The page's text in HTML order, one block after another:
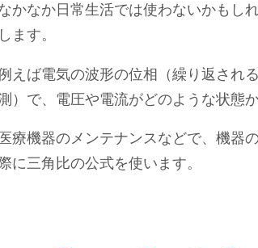
かなか日常生活では使わないかもし
します。
えば電気の波形の位相（繰り返され
）で、電圧や電流がどのような状態
医療機器のメンテナンスなどで、機器
際に三角比の公式を使います。